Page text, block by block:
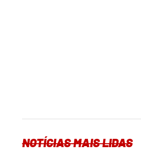
NOTÍCIAS MAIS LIDAS